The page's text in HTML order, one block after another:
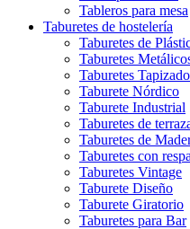
Tableros para mesa
Taburetes de hostelería
Taburetes de
Taburetes
Taburetes
Taburete Nórdico
Taburete Industrial
Taburetes de
Taburetes de
Taburetes con
Taburetes Vintage
Taburete Diseño
Taburete Giratorio
Taburetes para Bar